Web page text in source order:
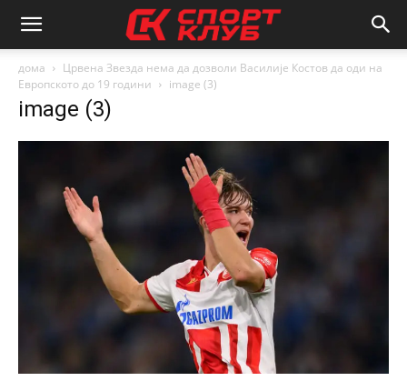
дома
Црвена Звезда нема да дозволи Василије Костов да оди на
Европското до 19 години
image (3)
image (3)